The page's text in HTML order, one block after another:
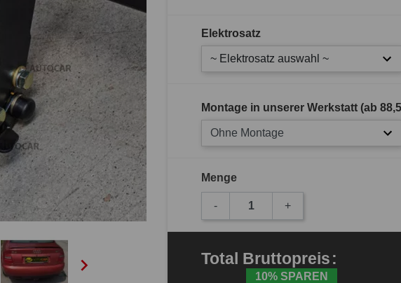

Elektrosatz
~ Elektrosatz auswahl ~
Montage in unserer Werkstatt (ab
Ohne Montage
Menge
- +
Total Bruttopreis:
10% SPAREN